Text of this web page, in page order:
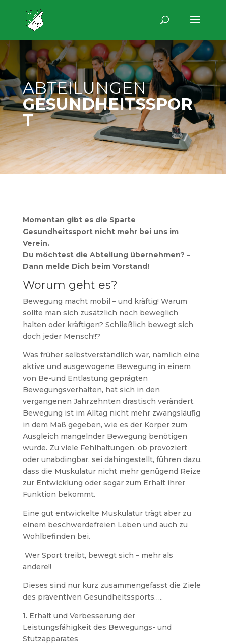
ABTEILUNGEN
GESUNDHEITSSPOR
T
Momentan gibt es die Sparte
Gesundheitssport nicht mehr bei uns im
Verein.
Du möchtest die Abteilung übernehmen? –
Dann melde Dich beim Vorstand!
Worum geht es?
Bewegung macht mobil – und kräftig! Warum
sollte man sich zusätzlich noch beweglich
halten oder kräftigen? Schließlich bewegt sich
doch jeder Mensch!!?
Was früher selbstverständlich war, nämlich eine
aktive und ausgewogene Bewegung in einem
von Be-und Entlastung geprägten
Bewegungsverhalten, hat sich in den
vergangenen Jahrzehnten drastisch verändert.
Bewegung ist im Alltag nicht mehr zwangsläufig
in dem Maß gegeben, wie es der Körper zum
Ausgleich mangelnder Bewegung benötigen
würde. Zu viele Fehlhaltungen, ob provoziert
oder unabdingbar, sei dahingestellt, führen dazu,
dass die Muskulatur nicht mehr genügend Reize
zur Entwicklung oder sogar zum Erhalt ihrer
Funktion bekommt.
Eine gut entwickelte Muskulatur trägt aber zu
einem beschwerdefreien Leben und auch zu
Wohlbefinden bei.
Wer Sport treibt, bewegt sich – mehr als
andere!!
Dieses sind nur kurz zusammengefasst die Ziele
des präventiven Gesundheitssports…..
1. Erhalt und Verbesserung der
Leistungsfähigkeit des Bewegungs- und
Stützapparates